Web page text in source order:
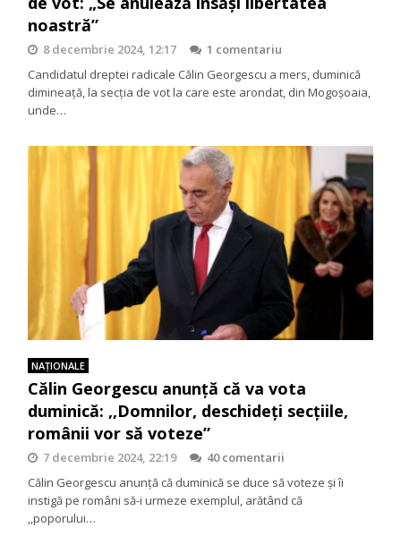
noastră”
8 decembrie 2024, 12:17
1 comentariu
Candidatul dreptei radicale Călin Georgescu a mers, duminică
dimineață, la secţia de vot la care este arondat, din Mogoşoaia,
unde…
NAŢIONALE
Călin Georgescu anunță că va vota
duminică: ,,Domnilor, deschideți secțiile,
românii vor să voteze”
7 decembrie 2024, 22:19
40 comentarii
Călin Georgescu anunță că duminică se duce să voteze și îi
instigă pe români să-i urmeze exemplul, arătând că
,,poporului…